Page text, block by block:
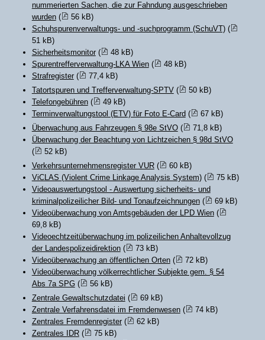
nummerierten Sachen, die zur Fahndung ausgeschrieben
wurden(
56 kB)
Schuhspurenverwaltungs- und -suchprogramm (SchuVT)(
51 kB)
Sicherheitsmonitor(
48 kB)
Spurentrefferverwaltung-LKA Wien(
48 kB)
Strafregister(
77,4 kB)
Tatortspuren und Trefferverwaltung-SPTV(
50 kB)
Telefongebühren(
49 kB)
Terminverwaltungstool (ETV) für Foto E-Card (
67 kB)
Überwachung aus Fahrzeugen § 98e StVO(
71,8 kB)
Überwachung der Beachtung von Lichtzeichen § 98d StVO
(
52 kB)
Verkehrsunternehmensregister VUR(
60 kB)
ViCLAS (Violent Crime Linkage Analysis System)(
75 kB)
Videoauswertungstool - Auswertung sicherheits- und
kriminalpolizeilicher Bild- und Tonaufzeichnungen(
69 kB)
Videoüberwachung von Amtsgebäuden der LPD Wien(
69,8 kB)
Videoechtzeitüberwachung im polizeilichen Anhaltevollzug
der Landespolizeidirektion(
73 kB)
Videoüberwachung an öffentlichen Orten(
72 kB)
Videoüberwachung völkerrechtlicher Subjekte gem. § 54
Abs 7a SPG(
56 kB)
Zentrale Gewaltschutzdatei (
69 kB)
Zentrale Verfahrensdatei im Fremdenwesen(
74 kB)
Zentrales Fremdenregister(
62 kB)
Zentrales IDR(
75 kB)